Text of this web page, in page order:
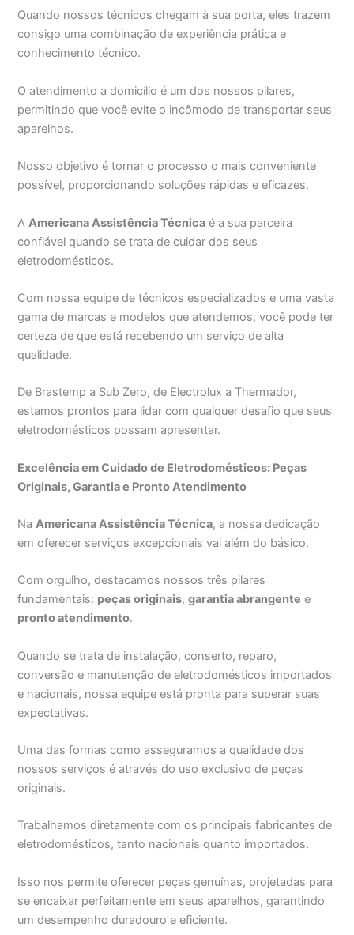
Quando nossos técnicos chegam à sua porta, eles trazem
consigo uma combinação de experiência prática e
conhecimento técnico.
O atendimento a domicílio é um dos nossos pilares,
permitindo que você evite o incômodo de transportar seus
aparelhos.
Nosso objetivo é tornar o processo o mais conveniente
possível, proporcionando soluções rápidas e eficazes.
A Americana Assistência Técnica é a sua parceira
confiável quando se trata de cuidar dos seus
eletrodomésticos.
Com nossa equipe de técnicos especializados e uma vasta
gama de marcas e modelos que atendemos, você pode ter
certeza de que está recebendo um serviço de alta
qualidade.
De Brastemp a Sub Zero, de Electrolux a Thermador,
estamos prontos para lidar com qualquer desafio que seus
eletrodomésticos possam apresentar.
Excelência em Cuidado de Eletrodomésticos: Peças
Originais, Garantia e Pronto Atendimento
NaAmericana Assistência Técnica, a nossa dedicação
em oferecer serviços excepcionais vai além do básico.
Com orgulho, destacamos nossos três pilares
fundamentais: peças originais,garantia abrangente e
pronto atendimento.
Quando se trata de instalação, conserto, reparo,
conversão e manutenção de eletrodomésticos importados
e nacionais, nossa equipe está pronta para superar suas
expectativas.
Uma das formas como asseguramos a qualidade dos
nossos serviços é através do uso exclusivo de peças
originais.
Trabalhamos diretamente com os principais fabricantes de
eletrodomésticos, tanto nacionais quanto importados.
Isso nos permite oferecer peças genuínas, projetadas para
se encaixar perfeitamente em seus aparelhos, garantindo
um desempenho duradouro e eficiente.